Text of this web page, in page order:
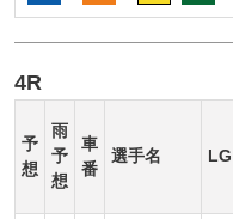
4R
予
想
雨
予
想
車
番
選手名 LG